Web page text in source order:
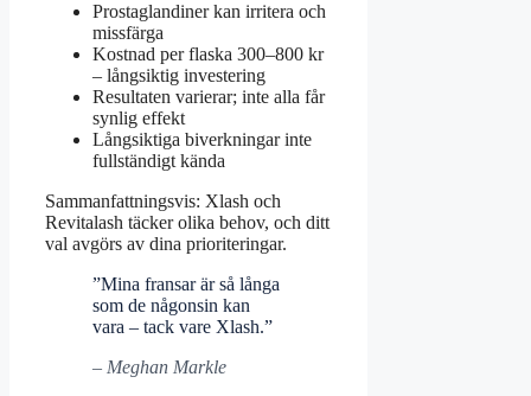
Prostaglandiner kan irritera och
missfärga
Kostnad per flaska 300–800 kr
– långsiktig investering
Resultaten varierar; inte alla får
synlig effekt
Långsiktiga biverkningar inte
fullständigt kända
Sammanfattningsvis: Xlash och
Revitalash täcker olika behov, och ditt
val avgörs av dina prioriteringar.
”Mina fransar är så långa
som de någonsin kan
vara – tack vare Xlash.”
– Meghan Markle